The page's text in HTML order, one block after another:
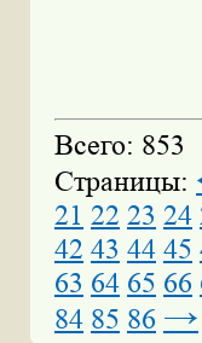
Всего: 853
Страницы:
21 22 23 24
42 43 44 45
63 64 65 66
84 85 86 →